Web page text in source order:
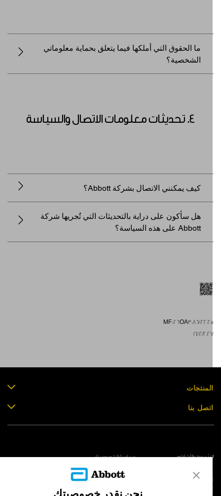
ما الحقوق التي أملكها فيما يتعلق بحماية معلوماتي
الشخصية؟
كيف يمكنني الاتصال بشركة Abbott؟
هل سأكون على دراية بالتحديثات التي تُجريها شركة
Abbott على هذه السياسة؟
MF0026OA3086/
16/02/
بنا
والأحكام سياسة الخصوصية
المجس، فري ستايل، وليبري، والعلامات التجارية ذات الصلة هي علامات لشركة أبوت